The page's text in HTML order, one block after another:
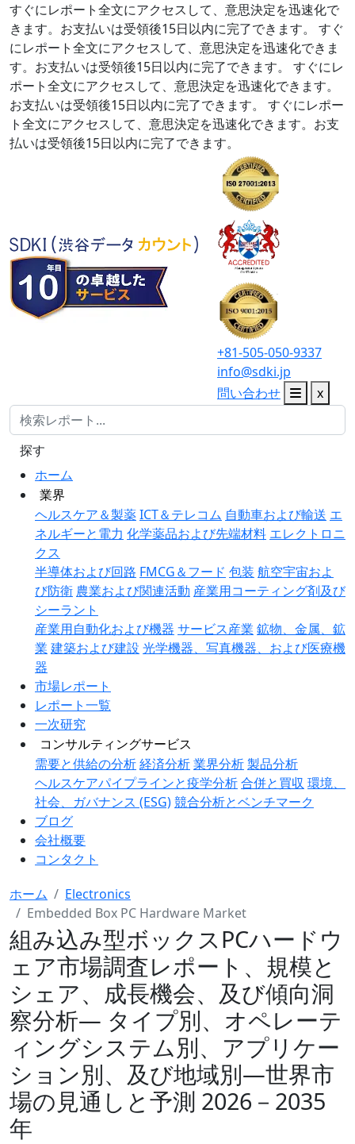
すぐにレポート全文にアクセスして、意思決定を迅速化で
きます。お支払いは受領後15日以内に完了できます。
すぐ
にレポート全文にアクセスして、意思決定を迅速化できま
す。お支払いは受領後15日以内に完了できます。
すぐにレ
ポート全文にアクセスして、意思決定を迅速化できます。
お支払いは受領後15日以内に完了できます。
すぐにレポー
ト全文にアクセスして、意思決定を迅速化できます。お支
払いは受領後15日以内に完了できます。
+81-505-050-9337
info@sdki.jp
問い合わせ
x
ホーム
業界
ヘルスケア＆製薬ICT＆テレコム 自動車および輸送 エ
ネルギーと電力 化学薬品および先端材料 エレクトロニ
クス
半導体および回路 FMCG＆フード 包装 航空宇宙およ
び防衛 農業および関連活動 産業用コーティング剤及び
シーラント
産業用自動化および機器 サービス産業 鉱物、金属、鉱
業 建築および建設 光学機器、写真機器、および医療機
器
市場レポート
レポート一覧
一次研究
コンサルティングサービス
需要と供給の分析経済分析業界分析製品分析
ヘルスケアパイプラインと疫学分析合併と買収 環境、
社会、ガバナンス (ESG)競合分析とベンチマーク
ブログ
会社概要
コンタクト
探す
ホーム
Electronics
Embedded Box PC Hardware Market
組み込み型ボックスPCハードウ
ェア市場調査レポート、規模と
シェア、成長機会、及び傾向洞
察分析― タイプ別、オペレーテ
ィングシステム別、アプリケー
ション別、及び地域別―世界市
場の見通しと予測 2026－2035
年